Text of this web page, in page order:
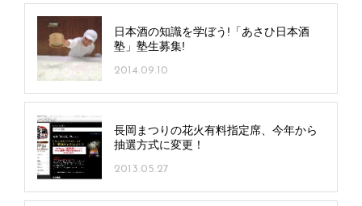
日本酒の知識を学ぼう!「あさひ日本酒
塾」塾生募集!
2014.09.10
長岡まつりの花火有料指定席、今年から
抽選方式に変更！
2013.05.27